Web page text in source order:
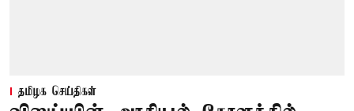
தமிழக செய்திகள்